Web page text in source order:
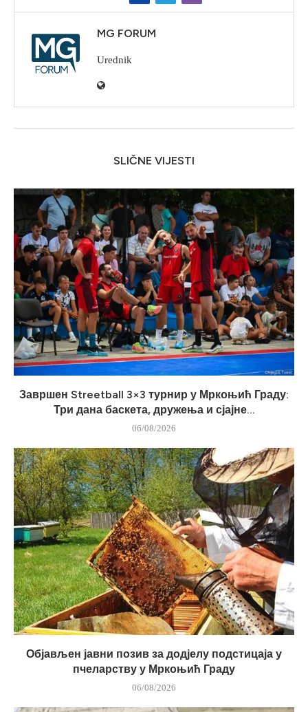
MG FORUM
Urednik
SLIČNE VIJESTI
Завршен Streetball 3×3 турнир у Мркоњић Граду:
Три дана баскета, дружења и сјајне...
06/08/2026
Објављен јавни позив за додјелу подстицаја у
пчеларству у Мркоњић Граду
06/08/2026